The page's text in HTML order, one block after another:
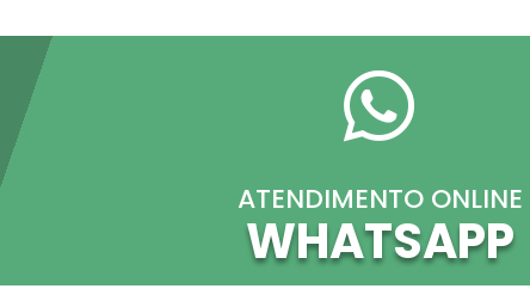
eficiência energética do seu
freezer
.

ATENDIMENTO ONLINE
WHATSAPP